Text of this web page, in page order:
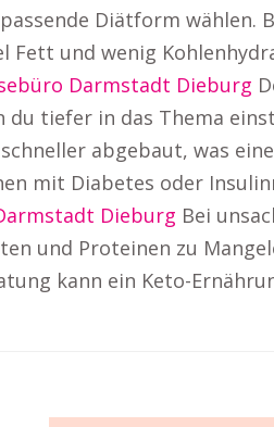
Diätform
Fett und wenig
Darmstadt Dieburg
du tiefer in das Thema
abgebaut, was
mit Diabetes oder
Dieburg Bei
und Proteinen zu
kann ein Keto-